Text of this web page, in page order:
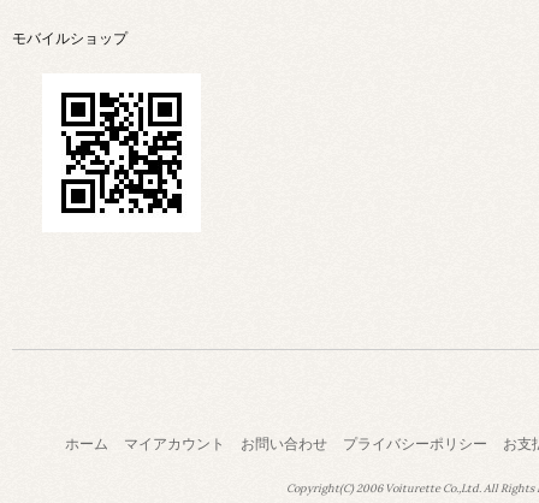
モバイルショップ
ホーム マイアカウント お問い合わせ プライバシーポリシー お支
Copyright(C) 2006 Voiturette Co.,Ltd. All Rights